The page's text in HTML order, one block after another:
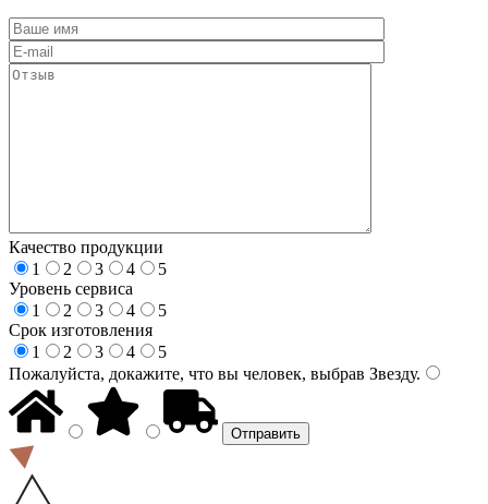
Качество продукции
1
2 3 4
5
Уровень сервиса
1
2 3 4
5
Срок изготовления
1
2 3 4
5
Пожалуйста, докажите, что вы человек, выбрав Звезду.